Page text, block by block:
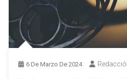
6 De Marzo De 2024